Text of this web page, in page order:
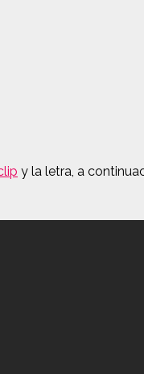
y la letra, a